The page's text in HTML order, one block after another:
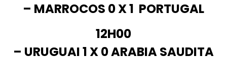
– MARROCOS 0 X 1 PORTUGAL
12H00
– URUGUAI1 X 0ARABIA SAUDITA